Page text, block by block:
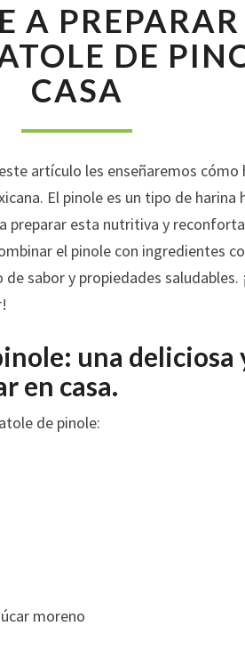
A
PREPARAR
UN
DELICIOSO
ATOLE
DE
EN
CASA
A
DE
CASA
artículo les enseñaremos cómo
El pinole es un tipo de harina
preparar esta nutritiva y
el pinole con ingredientes
sabor y propiedades saludables.
una deliciosa
en casa.
de pinole:
moreno